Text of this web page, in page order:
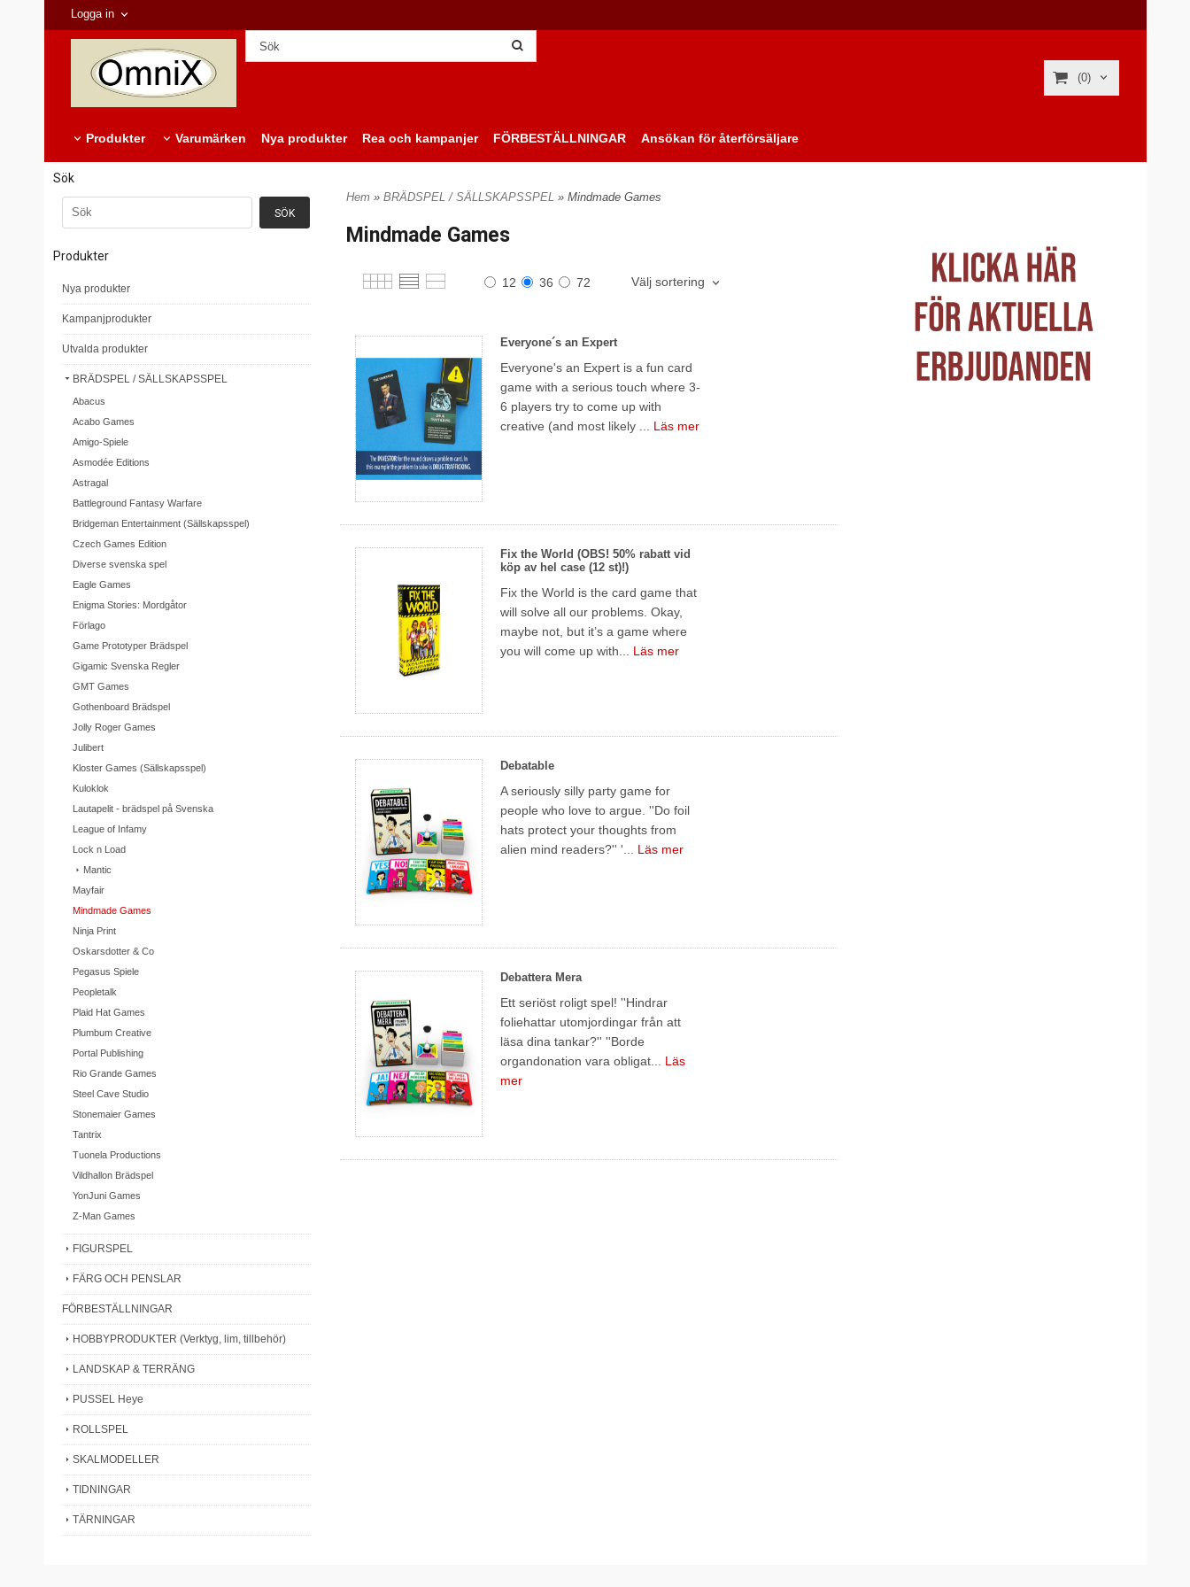
Logga in
(0)
Produkter Varumärken Nya produkter Rea och kampanjer FÖRBESTÄLLNINGAR Ansökan för återförsäljare
Sök
Produkter
Nya produkter
Kampanjprodukter
Utvalda produkter
BRÄDSPEL / SÄLLSKAPSSPEL
Abacus
Acabo Games
Amigo-Spiele
Asmodée Editions
Astragal
Battleground Fantasy Warfare
Bridgeman Entertainment (Sällskapsspel)
Czech Games Edition
Diverse svenska spel
Eagle Games
Enigma Stories: Mordgåtor
Förlago
Game Prototyper Brädspel
Gigamic Svenska Regler
GMT Games
Gothenboard Brädspel
Jolly Roger Games
Julibert
Kloster Games (Sällskapsspel)
Kuloklok
Lautapelit - brädspel på Svenska
League of Infamy
Lock n Load
Mantic
Mayfair
Mindmade Games
Ninja Print
Oskarsdotter & Co
Pegasus Spiele
Peopletalk
Plaid Hat Games
Plumbum Creative
Portal Publishing
Rio Grande Games
Steel Cave Studio
Stonemaier Games
Tantrix
Tuonela Productions
Vildhallon Brädspel
YonJuni Games
Z-Man Games
FIGURSPEL
FÄRG OCH PENSLAR
FÖRBESTÄLLNINGAR
HOBBYPRODUKTER (Verktyg, lim, tillbehör)
LANDSKAP & TERRÄNG
PUSSEL Heye
ROLLSPEL
SKALMODELLER
TIDNINGAR
TÄRNINGAR
Hem » BRÄDSPEL / SÄLLSKAPSSPEL » Mindmade Games
Mindmade Games
12 36 72 Välj sortering
Everyone´s an Expert
Everyone's an Expert is a fun card
game with a serious touch where 3-
6 players try to come up with
creative (and most likely ... Läs mer
Fix the World (OBS! 50% rabatt vid
köp av hel case (12 st)!)
Fix the World is the card game that
will solve all our problems. Okay,
maybe not, but it’s a game where
you will come up with... Läs mer
Debatable
A seriously silly party game for
people who love to argue. ''Do foil
hats protect your thoughts from
alien mind readers?'' '... Läs mer
Debattera Mera
Ett seriöst roligt spel! ''Hindrar
foliehattar utomjordingar från att
läsa dina tankar?'' ''Borde
organdonation vara obligat... Läs
mer